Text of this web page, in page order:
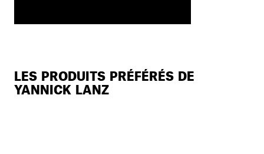
LES PRODUITS PRÉFÉRÉS DE
YANNICK LANZ